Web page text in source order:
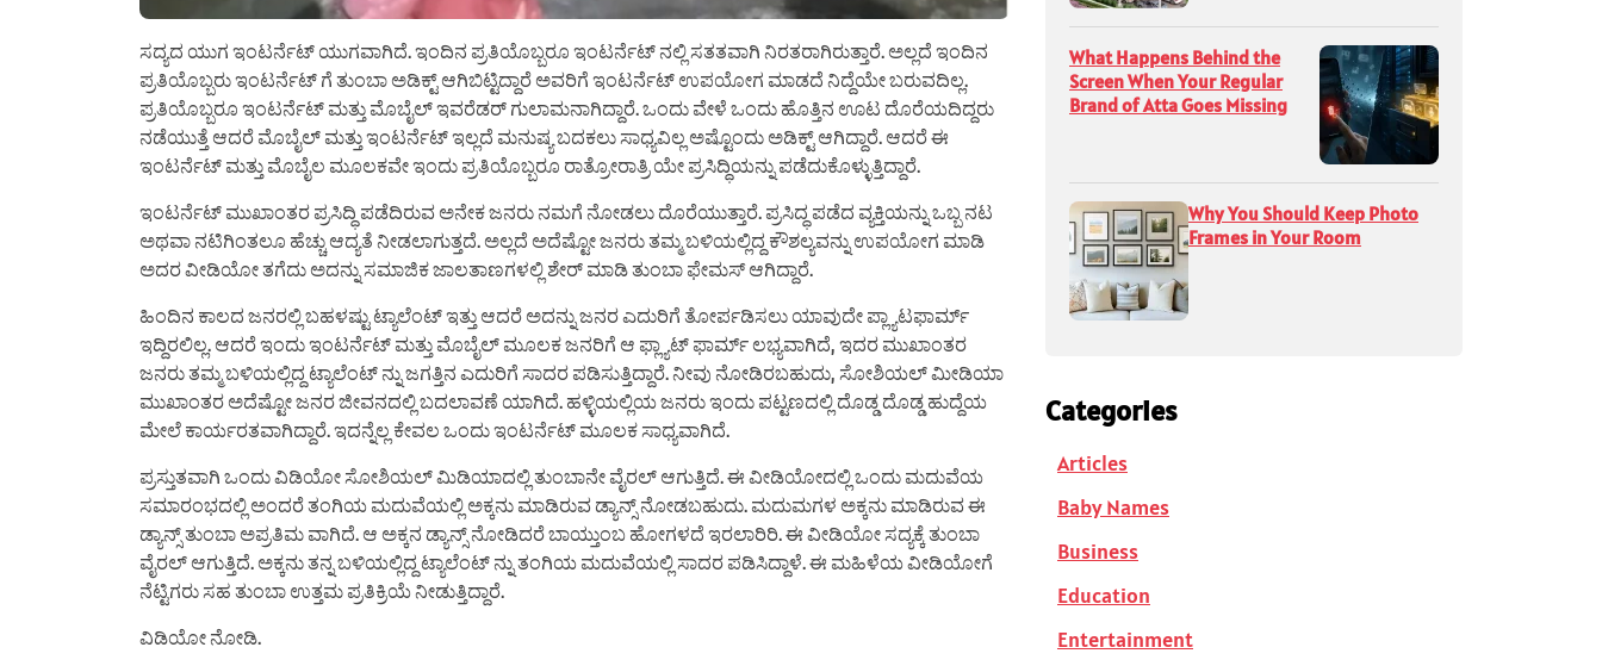
ಸದ್ಯದ ಯುಗ ಇಂಟರ್ನೆಟ್ ಯುಗವಾಗಿದೆ. ಇಂದಿನ ಪ್ರತಿಯೊಬ್ಬರೂ ಇಂಟರ್ನೆಟ್ ನಲ್ಲಿ ಸತತವಾಗಿ ನಿರತರಾಗಿರುತ್ತಾರೆ. ಅಲ್ಲದೆ ಇಂದಿನ
ಪ್ರತಿಯೊಬ್ಬರು ಇಂಟರ್ನೆಟ್ ಗೆ ತುಂಬಾ ಅಡಿಕ್ಟ್ ಆಗಿಬಿಟ್ಟಿದ್ದಾರೆ ಅವರಿಗೆ ಇಂಟರ್ನೆಟ್ ಉಪಯೋಗ ಮಾಡದೆ ನಿದ್ದೆಯೇ ಬರುವದಿಲ್ಲ.
ಪ್ರತಿಯೊಬ್ಬರೂ ಇಂಟರ್ನೆಟ್ ಮತ್ತು ಮೊಬೈಲ್ ಇವರೆಡರ್ ಗುಲಾಮನಾಗಿದ್ದಾರೆ. ಒಂದು ವೇಳೆ ಒಂದು ಹೊತ್ತಿನ ಊಟ ದೊರೆಯದಿದ್ದರು
ನಡೆಯುತ್ತೆ ಆದರೆ ಮೊಬೈಲ್ ಮತ್ತು ಇಂಟರ್ನೆಟ್ ಇಲ್ಲದೆ ಮನುಷ್ಯ ಬದಕಲು ಸಾಧ್ಯವಿಲ್ಲ ಅಷ್ಟೊಂದು ಅಡಿಕ್ಟ್ ಆಗಿದ್ದಾರೆ. ಆದರೆ ಈ
ಇಂಟರ್ನೆಟ್ ಮತ್ತು ಮೊಬೈಲ ಮೂಲಕವೇ ಇಂದು ಪ್ರತಿಯೊಬ್ಬರೂ ರಾತ್ರೋರಾತ್ರಿ ಯೇ ಪ್ರಸಿದ್ಧಿಯನ್ನು ಪಡೆದುಕೊಳ್ಳುತ್ತಿದ್ದಾರೆ.
ಇಂಟರ್ನೆಟ್ ಮುಖಾಂತರ ಪ್ರಸಿದ್ಧಿ ಪಡೆದಿರುವ ಅನೇಕ ಜನರು ನಮಗೆ ನೋಡಲು ದೊರೆಯುತ್ತಾರೆ. ಪ್ರಸಿದ್ಧ ಪಡೆದ ವ್ಯಕ್ತಿಯನ್ನು ಒಬ್ಬ ನಟ
ಅಥವಾ ನಟಿಗಿಂತಲೂ ಹೆಚ್ಚು ಆದ್ಯತೆ ನೀಡಲಾಗುತ್ತದೆ. ಅಲ್ಲದೆ ಅದೆಷ್ಟೋ ಜನರು ತಮ್ಮ ಬಳಿಯಲ್ಲಿದ್ದ ಕೌಶಲ್ಯವನ್ನು ಉಪಯೋಗ ಮಾಡಿ
ಅದರ ವೀಡಿಯೋ ತಗೆದು ಅದನ್ನು ಸಮಾಜಿಕ ಜಾಲತಾಣಗಳಲ್ಲಿ ಶೇರ್ ಮಾಡಿ ತುಂಬಾ ಫೇಮಸ್ ಆಗಿದ್ದಾರೆ.
ಹಿಂದಿನ ಕಾಲದ ಜನರಲ್ಲಿ ಬಹಳಷ್ಟು ಟ್ಯಾಲೆಂಟ್ ಇತ್ತು ಆದರೆ ಅದನ್ನು ಜನರ ಎದುರಿಗೆ ತೋರ್ಪಡಿಸಲು ಯಾವುದೇ ಪ್ಲ್ಯಾಟಫಾರ್ಮ್
ಇದ್ದಿರಲಿಲ್ಲ. ಆದರೆ ಇಂದು ಇಂಟರ್ನೆಟ್ ಮತ್ತು ಮೊಬೈಲ್ ಮೂಲಕ ಜನರಿಗೆ ಆ ಫ್ಲ್ಯಾಟ್ ಫಾರ್ಮ್ ಲಭ್ಯವಾಗಿದೆ, ಇದರ ಮುಖಾಂತರ
ಜನರು ತಮ್ಮ ಬಳಿಯಲ್ಲಿದ್ದ ಟ್ಯಾಲೆಂಟ್ ನ್ನು ಜಗತ್ತಿನ ಎದುರಿಗೆ ಸಾದರ ಪಡಿಸುತ್ತಿದ್ದಾರೆ. ನೀವು ನೋಡಿರಬಹುದು, ಸೋಶಿಯಲ್ ಮೀಡಿಯಾ
ಮುಖಾಂತರ ಅದೆಷ್ಟೋ ಜನರ ಜೀವನದಲ್ಲಿ ಬದಲಾವಣೆ ಯಾಗಿದೆ. ಹಳ್ಳಿಯಲ್ಲಿಯ ಜನರು ಇಂದು ಪಟ್ಟಣದಲ್ಲಿ ದೊಡ್ಡ ದೊಡ್ಡ ಹುದ್ದೆಯ
ಮೇಲೆ ಕಾರ್ಯರತವಾಗಿದ್ದಾರೆ. ಇದನ್ನೆಲ್ಲ ಕೇವಲ ಒಂದು ಇಂಟರ್ನೆಟ್ ಮೂಲಕ ಸಾಧ್ಯವಾಗಿದೆ.
ಪ್ರಸ್ತುತವಾಗಿ ಒಂದು ವಿಡಿಯೋ ಸೋಶಿಯಲ್ ಮಿಡಿಯಾದಲ್ಲಿ ತುಂಬಾನೇ ವೈರಲ್ ಆಗುತ್ತಿದೆ. ಈ ವೀಡಿಯೋದಲ್ಲಿ ಒಂದು ಮದುವೆಯ
ಸಮಾರಂಭದಲ್ಲಿ ಅಂದರೆ ತಂಗಿಯ ಮದುವೆಯಲ್ಲಿ ಅಕ್ಕನು ಮಾಡಿರುವ ಡ್ಯಾನ್ಸ್ ನೋಡಬಹುದು. ಮದುಮಗಳ ಅಕ್ಕನು ಮಾಡಿರುವ ಈ
ಡ್ಯಾನ್ಸ್ ತುಂಬಾ ಅಪ್ರತಿಮ ವಾಗಿದೆ. ಆ ಅಕ್ಕನ ಡ್ಯಾನ್ಸ್ ನೋಡಿದರೆ ಬಾಯ್ತುಂಬ ಹೋಗಳದೆ ಇರಲಾರಿರಿ. ಈ ವೀಡಿಯೋ ಸದ್ಯಕ್ಕೆ ತುಂಬಾ
ವೈರಲ್ ಆಗುತ್ತಿದೆ. ಅಕ್ಕನು ತನ್ನ ಬಳಿಯಲ್ಲಿದ್ದ ಟ್ಯಾಲೆಂಟ್ ನ್ನು ತಂಗಿಯ ಮದುವೆಯಲ್ಲಿ ಸಾದರ ಪಡಿಸಿದ್ದಾಳೆ. ಈ ಮಹಿಳೆಯ ವೀಡಿಯೋಗೆ
ನೆಟ್ಟಿಗರು ಸಹ ತುಂಬಾ ಉತ್ತಮ ಪ್ರತಿಕ್ರಿಯೆ ನೀಡುತ್ತಿದ್ದಾರೆ.
ವಿಡಿಯೋ ನೋಡಿ.
What Happens Behind the
Screen When Your Regular
Brand of Atta Goes Missing
Why You Should Keep Photo
Frames in Your Room
Categories
Articles
Baby Names
Business
Education
Entertainment